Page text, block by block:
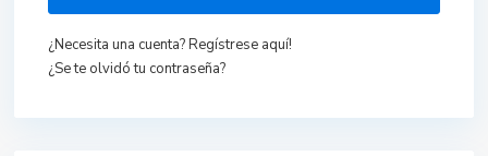
¿Necesita una cuenta? Regístrese aquí!
¿Se te olvidó tu contraseña?